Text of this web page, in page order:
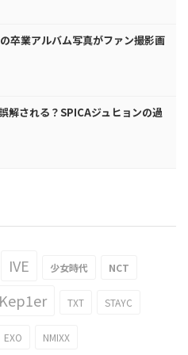
卒業アルバム写真がファン撮影画
解される？SPICAジュヒョンの過
IVE 少女時代 NCT
Kep1er TXT STAYC
EXO NMIXX